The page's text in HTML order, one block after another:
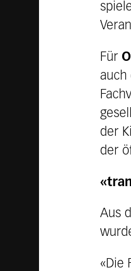
Für
auch
der
der
Aus
«Die